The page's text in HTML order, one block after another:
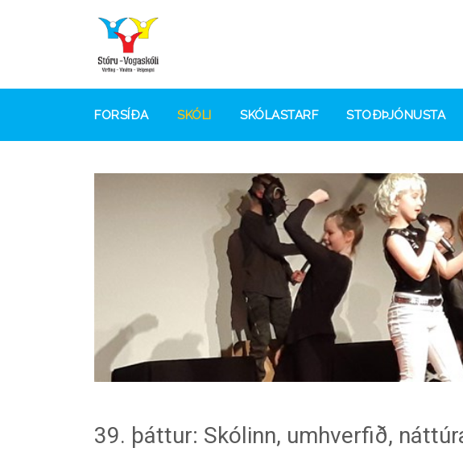
FORSÍÐA SKÓLI SKÓLASTARF STOÐÞJÓNUSTA
39. þáttur: Skólinn, umhverfið,